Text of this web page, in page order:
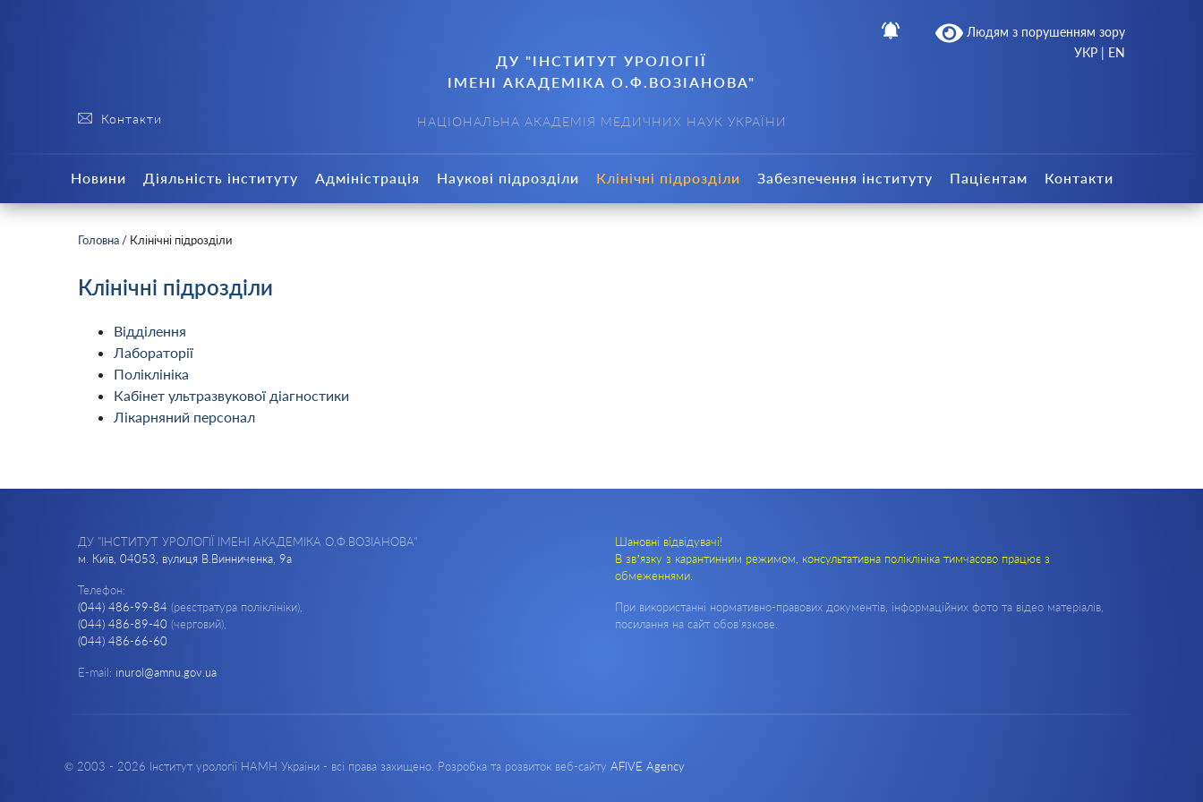
Людям з порушенням зору
Контакти
ДУ "ІНСТИТУТ УРОЛОГІЇ
ІМЕНІ АКАДЕМІКА О.Ф.ВОЗІАНОВА"
НАЦІОНАЛЬНА АКАДЕМІЯ МЕДИЧНИХ НАУК УКРАЇНИ
УКР | EN
Новини Діяльність інституту Адміністрація Наукові підрозділи Клінічні підрозділи Забезпечення інституту Пацієнтам Контакти
Головна / Клінічні підрозділи
Клінічні підрозділи
Відділення
Лабораторії
Поліклініка
Кабінет ультразвукової діагностики
Лікарняний персонал
ДУ "ІНСТИТУТ УРОЛОГІЇ ІМЕНІ АКАДЕМІКА О.Ф.ВОЗІАНОВА"
м. Київ, 04053, вулиця В.Винниченка, 9а
Телефон:
(044) 486-99-84 (реєстратура поліклініки),
(044) 486-89-40 (черговий),
(044) 486-66-60
E-mail: inurol@amnu.gov.ua
Шановні відвідувачі!
В зв’язку з карантинним режимом, консультативна поліклініка тимчасово працює з
обмеженнями.
При використанні нормативно-правових документів, інформаційних фото та відео матеріалів,
посилання на сайт обов'язкове.
© 2003 - 2026 Інститут урології НАМН України - всі права захищено. Розробка та розвиток веб-сайту AFIVE Agency